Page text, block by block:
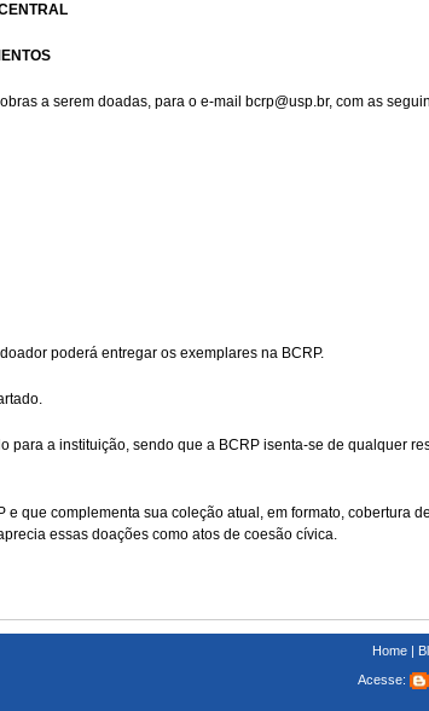
a serem doadas, para o e-mail bcrp@usp.br, com as
poderá entregar os exemplares na BCRP.
para a instituição, sendo que a BCRP isenta-se de qualquer
que complementa sua coleção atual, em formato, cobertura
essas doações como atos de coesão cívica.
Home|
Acesse: